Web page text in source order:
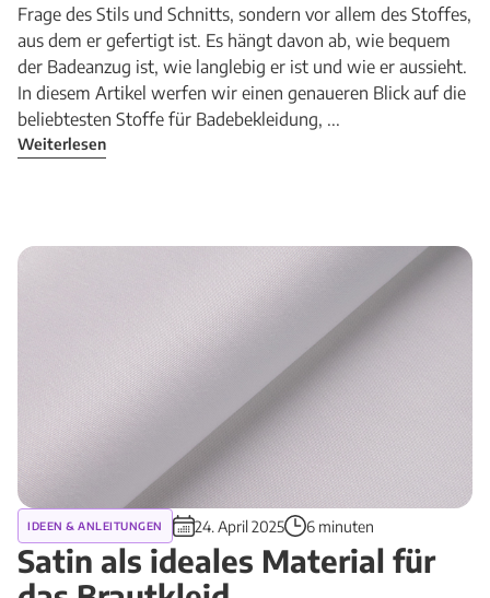
Frage des Stils und Schnitts, sondern vor allem des Stoffes,
aus dem er gefertigt ist. Es hängt davon ab, wie bequem
der Badeanzug ist, wie langlebig er ist und wie er aussieht.
In diesem Artikel werfen wir einen genaueren Blick auf die
beliebtesten Stoffe für Badebekleidung, ...
Weiterlesen
IDEEN & ANLEITUNGEN 24. April 2025 6 minuten
Satin als ideales Material für